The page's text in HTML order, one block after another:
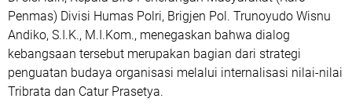
Penmas) Divisi Humas Polri, Brigjen Pol. Trunoyudo Wisnu
Andiko, S.I.K., M.I.Kom., menegaskan bahwa dialog
kebangsaan tersebut merupakan bagian dari strategi
penguatan budaya organisasi melalui internalisasi nilai-nilai
Tribrata dan Catur Prasetya.